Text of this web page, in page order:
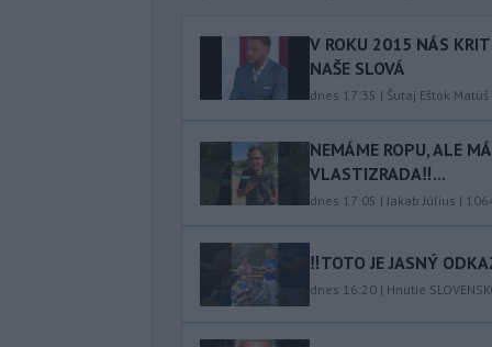
V ROKU 2015 NÁS
NAŠE SLOVÁ
dnes 17:35 | Šutaj Eštok Matúš
NEMÁME ROPU, ALE
VLASTIZRADA‼️...
dnes 17:05 |Jakab Július |
‼️TOTO JE JASNÝ
dnes 16:20 | Hnutie